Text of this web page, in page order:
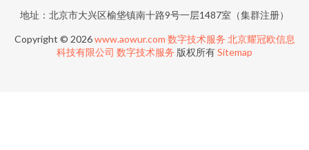
地址：北京市大兴区榆垡镇南十路9号一层1487室（集群注册）
Copyright © 2026www.aowur.com 数字技术服务 北京耀冠欧信息
科技有限公司 数字技术服务 版权所有Sitemap